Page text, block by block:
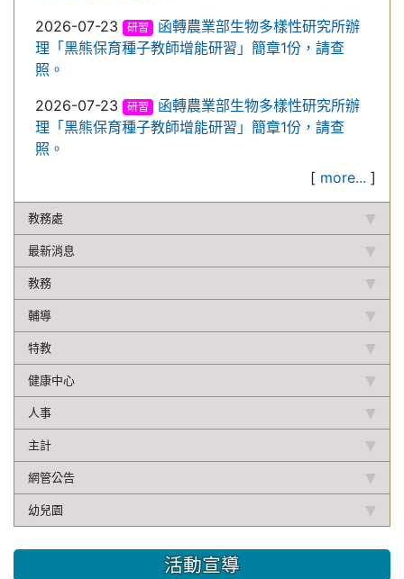
2026-07-23
研習
函轉農業部生物多樣性研究所辦
理「黑熊保育種子教師增能研習」簡章1份，請查
照。
2026-07-23
研習
函轉農業部生物多樣性研究所辦
理「黑熊保育種子教師增能研習」簡章1份，請查
照。
[ more... ]
教務處
最新消息
教務
輔導
特教
健康中心
人事
主計
網管公告
幼兒園
活動宣導